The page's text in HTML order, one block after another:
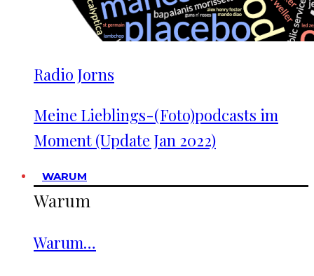
Radio Jorns
Meine Lieblings-(Foto)podcasts im
Moment (Update Jan 2022)
WARUM
Warum
Warum…